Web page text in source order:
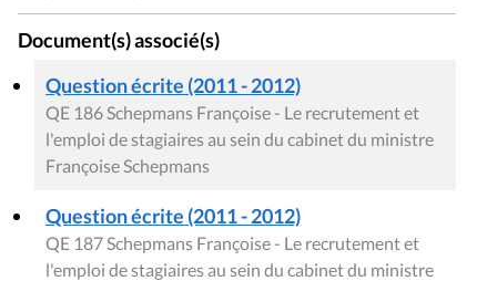
Document(s) associé(s)
Question écrite (2011 - 2012)
QE 186 Schepmans Françoise - Le recrutement et
l'emploi de stagiaires au sein du cabinet du ministre
Françoise Schepmans
Question écrite (2011 - 2012)
QE 187 Schepmans Françoise - Le recrutement et
l'emploi de stagiaires au sein du cabinet du ministre